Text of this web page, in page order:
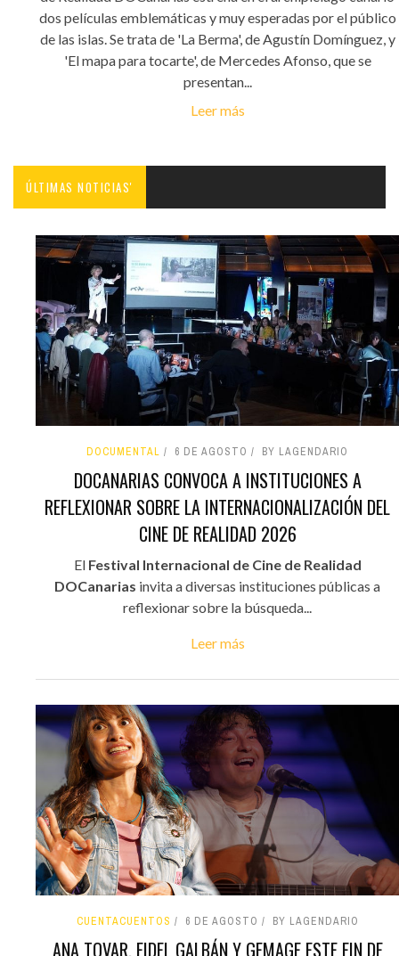
dos películas emblemáticas y muy esperadas por el público
de las islas. Se trata de 'La Berma', de Agustín Domínguez, y
'El mapa para tocarte', de Mercedes Afonso, que se
presentan...
Leer más
ÚLTIMAS NOTICIAS'
DOCUMENTAL 6 DE AGOSTO BY LAGENDARIO
DOCANARIAS CONVOCA A INSTITUCIONES A
REFLEXIONAR SOBRE LA INTERNACIONALIZACIÓN DEL
CINE DE REALIDAD 2026
El Festival Internacional de Cine de Realidad
DOCanarias invita a diversas instituciones públicas a
reflexionar sobre la búsqueda...
Leer más
CUENTACUENTOS 6 DE AGOSTO BY LAGENDARIO
ANA TOVAR, FIDEL GALBÁN Y GEMAGE ESTE FIN DE